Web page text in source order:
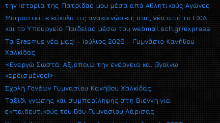
την Ιστορία της Πατρίδας μου μέσα από Αθλητικούς Αγώνες
Μοιραστείτε εύκολα τις ανακοινώσεις σας, νέα από το ΠΣΔ
και το Υπουργείο Παιδείας μέσω του webmail.sch.gr/express
Τα Erasmus νέα μας! – Ιούλιος 2026 – Γυμνάσιο Κανήθου
Χαλκίδας
«Ενεργώ Σωστά: Αξιοποιώ την ενέργεια και βγαίνω
κερδισμένος!»
Σχολή Γονέων Γυμνασίου Κανήθου Χαλκίδας
Ταξίδι γνώσης και συμπερίληψης στη Βιέννη για
εκπαιδευτικούς του 6ου Γυμνασίου Λάρισας